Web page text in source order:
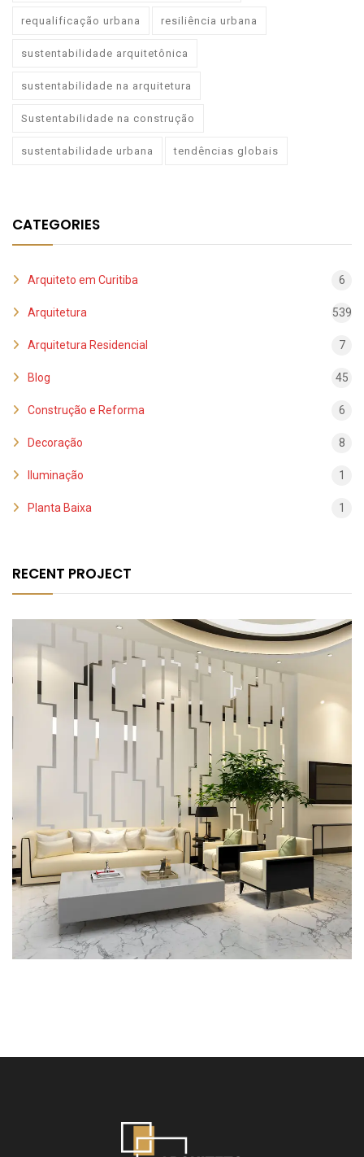
requalificação urbana resiliência urbana
sustentabilidade arquitetônica
sustentabilidade na arquitetura
Sustentabilidade na construção
sustentabilidade urbana tendências globais
CATEGORIES
Arquiteto em Curitiba 6
Arquitetura 539
Arquitetura Residencial 7
Blog 45
Construção e Reforma 6
Decoração 8
Iluminação 1
Planta Baixa 1
RECENT PROJECT